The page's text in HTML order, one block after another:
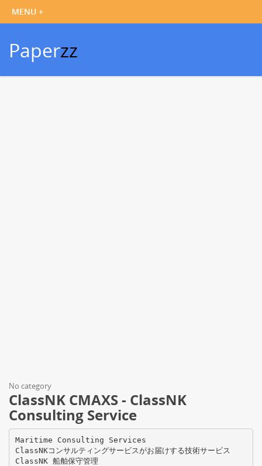
Paperzz
No category
ClassNK CMAXS - ClassNK
Consulting Service
Maritime Consulting Services
ClassNKコンサルティングサービスがお届けする技術サービス
ClassNK 船舶保守管理